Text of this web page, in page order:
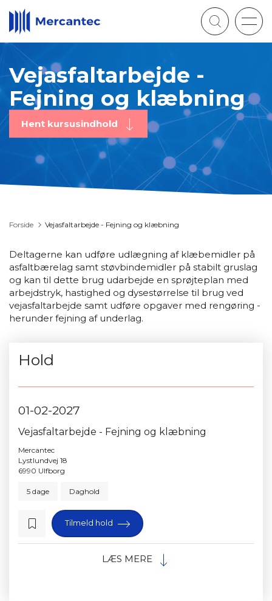
Vejasfaltarbejde -
Fejning og klæbning
Hent kursusindhold
Forside Vejasfaltarbejde - Fejning og klæbning
Deltagerne kan udføre udlægning af klæbemidler på
asfaltbærelag samt støvbindemidler på stabilt gruslag
og kan til dette brug udarbejde en sprøjteplan med
arbejdstryk, hastighed og dysestørrelse til brug ved
vejasfaltarbejde samt udføre opgaver med rengøring -
herunder fejning af underlag.
Hold
01-02-2027
Vejasfaltarbejde - Fejning og klæbning
Mercantec
Lystlundvej 18
6990 Ulfborg
5 dage Daghold
Tilmeld hold
LÆS MERE